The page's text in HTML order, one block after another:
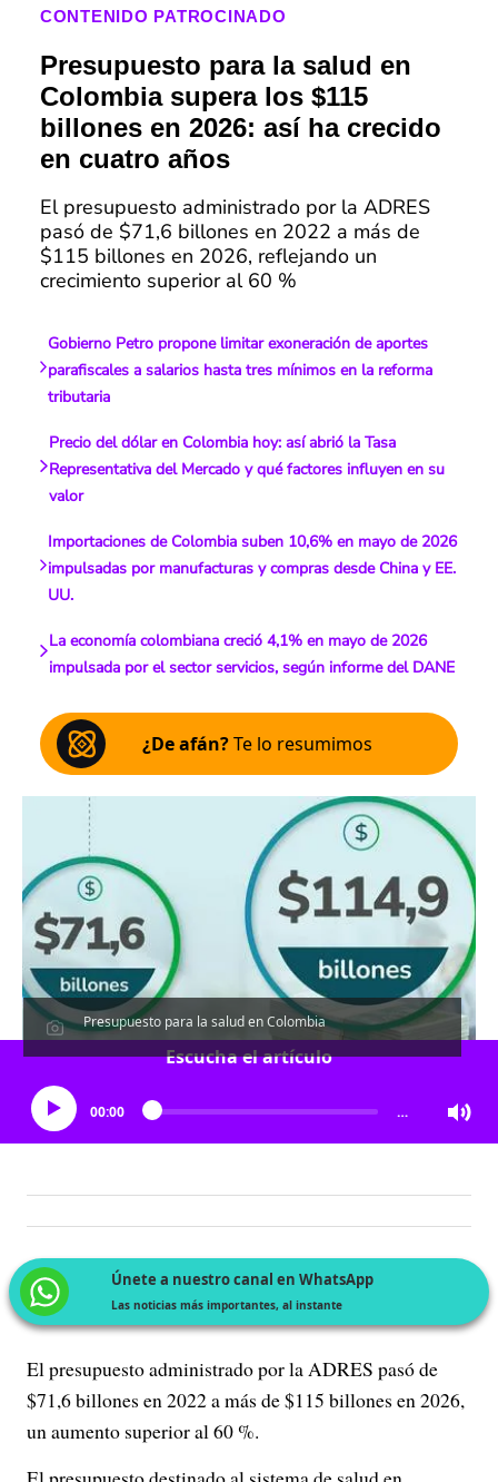
CONTENIDO PATROCINADO
Presupuesto para la salud en
Colombia supera los $115
billones en 2026: así ha crecido
en cuatro años
El presupuesto administrado por la ADRES
pasó de $71,6 billones en 2022 a más de
$115 billones en 2026, reflejando un
crecimiento superior al 60 %
Gobierno Petro propone limitar exoneración de aportes
parafiscales a salarios hasta tres mínimos en la reforma
tributaria
Precio del dólar en Colombia hoy: así abrió la Tasa
Representativa del Mercado y qué factores influyen en su
valor
Importaciones de Colombia suben 10,6% en mayo de 2026
impulsadas por manufacturas y compras desde China y EE.
UU.
La economía colombiana creció 4,1% en mayo de 2026
impulsada por el sector servicios, según informe del DANE
¿De afán?Te lo resumimos
Presupuesto para la salud en Colombia
Escucha el artículo
00:00 …
Únete a nuestro canal en WhatsApp
Las noticias más importantes, al instante
El presupuesto administrado por la ADRES pasó de
$71,6 billones en 2022 a más de $115 billones en 2026,
un aumento superior al 60 %.